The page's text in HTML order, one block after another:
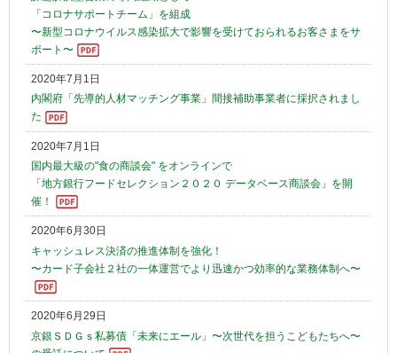
「コロナサポートチーム」を組成
〜新型コロナウイルス感染拡大で影響を受けておられるお客さまをサ
ポート〜
2020年7月1日
内閣府「先導的人材マッチング事業」間接補助事業者に採択されまし
た
2020年7月1日
国内最大級の"食の商談会" をオンラインで
「地方銀行フードセレクション２０２０ データベース商談会」を開
催！
2020年6月30日
キャッシュレス決済の推進体制を強化！
〜カード子会社２社の一体運営でより迅速かつ効率的な業務体制へ〜
2020年6月29日
京銀ＳＤＧｓ私募債「未来にエール」〜次世代を担うこどもたちへ〜